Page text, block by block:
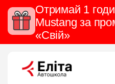
Отримай 1
Mustang за
«Свій»
КАТЕГОРІЇ